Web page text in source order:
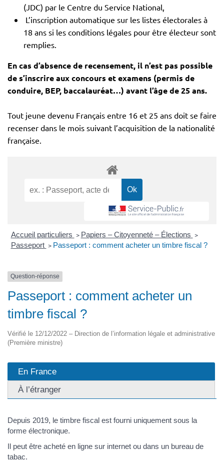
(JDC) par le Centre du Service National,
L’inscription automatique sur les listes électorales à
18 ans si les conditions légales pour être électeur sont
remplies.
En cas d’absence de recensement, il n’est pas possible
de s’inscrire aux concours et examens (permis de
conduire, BEP, baccalauréat…) avant l’âge de 25 ans.
Tout jeune devenu Français entre 16 et 25 ans doit se faire
recenser dans le mois suivant l’acquisition de la nationalité
française.
Accueil particuliers > Papiers – Citoyenneté – Élections >
Passeport > Passeport : comment acheter un timbre fiscal ?
Question-réponse
Passeport : comment acheter un
timbre fiscal ?
Vérifié le 12/12/2022 – Direction de l’information légale et administrative
(Première ministre)
En France
À l’étranger
Depuis 2019, le timbre fiscal est fourni uniquement sous la
forme électronique.
Il peut être acheté en ligne sur internet ou dans un bureau de
tabac.